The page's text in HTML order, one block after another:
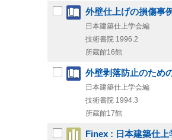
外壁仕上げの損傷事
日本建築仕上学会編
技術書院 1996.2
所蔵館16館
外壁剥落防止のため
日本建築仕上学会編
技術書院 1994.3
所蔵館17館
Finex : 日本建築仕上